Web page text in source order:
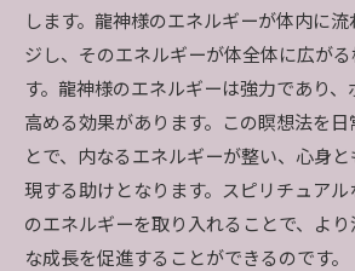
します。龍神様のエネルギーが体内に
ジし、そのエネルギーが体全体に広が
す。龍神様のエネルギーは強力であり、
高める効果があります。この瞑想法を
とで、内なるエネルギーが整い、心身
現する助けとなります。スピリチュア
のエネルギーを取り入れることで、よ
な成長を促進することができるのです。